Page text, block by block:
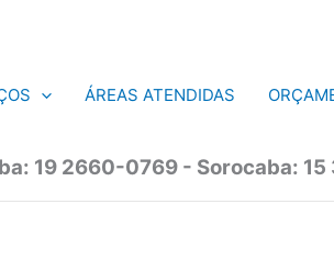
ÁREAS ATENDIDAS
19 2660-0769 - Sorocaba: